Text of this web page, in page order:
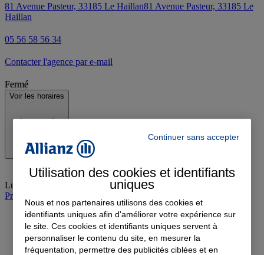
81 Avenue Pasteur, 33185 Le Haillan81 Avenue Pasteur, 33185 Le
Haillan
05 56 58 56 34
Contacter l'agence par e-mail
Fermé
Voir les horaires
Lundi
09:30-12:00, 14:00-17:00
Prendre rendez-vous à l'agence
Continuer sans accepter
Utilisation des cookies et identifiants
uniques
Nous et nos partenaires utilisons des cookies et
identifiants uniques afin d'améliorer votre expérience sur
le site. Ces cookies et identifiants uniques servent à
personnaliser le contenu du site, en mesurer la
fréquentation, permettre des publicités ciblées et en